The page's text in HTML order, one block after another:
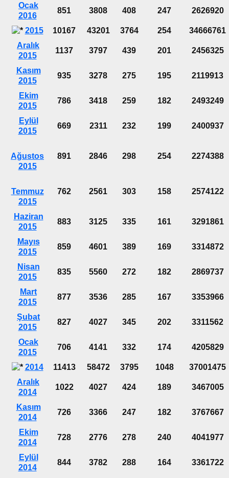
Ocak
2016
851 3808 408 247 2626920
2015 10167 43201 3764 254
34666761
Aralık
2015
1137 3797 439 201 2456325
Kasım
2015
935 3278 275 195 2119913
Ekim
2015
786 3418 259 182 2493249
Eylül
2015
669 2311 232 199 2400937
Ağustos
2015
891 2846 298 254 2274388
Temmuz
2015
762 2561 303 158 2574122
Haziran
2015
883 3125 335 161 3291861
Mayıs
2015
859 4601 389 169 3314872
Nisan
2015
835 5560 272 182 2869737
Mart
2015
877 3536 285 167 3353966
Şubat
2015
827 4027 345 202 3311562
Ocak
2015
706 4141 332 174 4205829
2014 11413 58472 3795 1048
37001475
Aralık
2014
1022 4027 424 189 3467005
Kasım
2014
726 3366 247 182 3767667
Ekim
2014
728 2776 278 240 4041977
Eylül
2014
844 3782 288 164 3361722